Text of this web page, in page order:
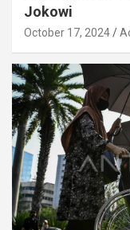
Jokowi
October 17, 2024